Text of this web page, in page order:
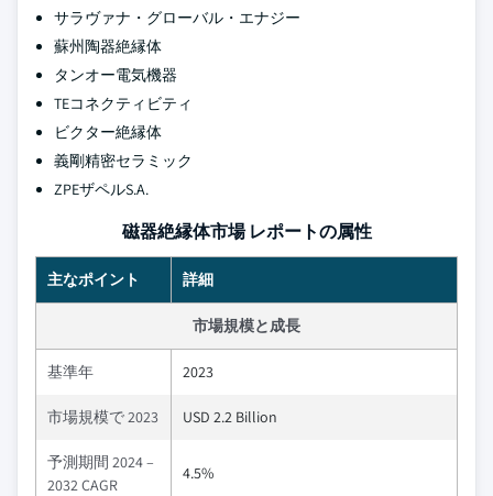
サラヴァナ・グローバル・エナジー
蘇州陶器絶縁体
タンオー電気機器
TEコネクティビティ
ビクター絶縁体
義剛精密セラミック
ZPEザペルS.A.
磁器絶縁体市場 レポートの属性
主なポイント 詳細
市場規模と成長
基準年 2023
市場規模で 2023 USD 2.2 Billion
予測期間 2024 –
2032 CAGR
4.5%